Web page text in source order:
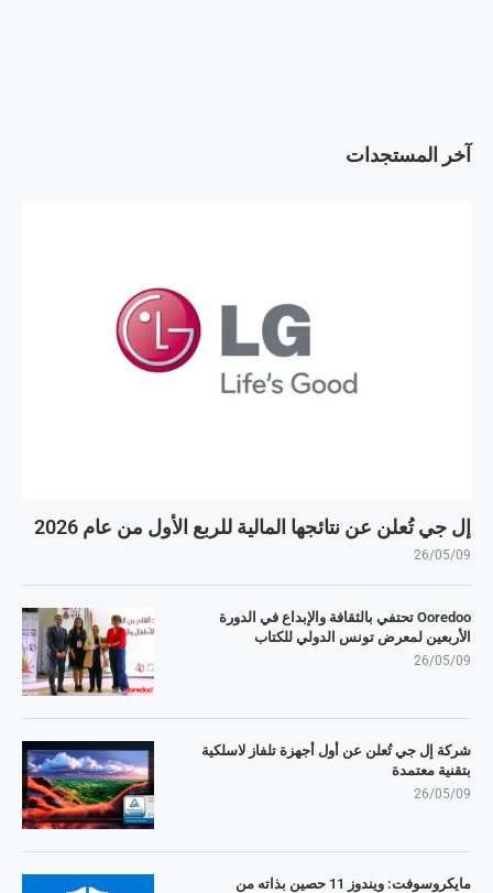
آخر المستجدات
إل جي تُعلن عن نتائجها المالية للربع الأول من عام 2026
26/05/09
Ooredoo تحتفي بالثقافة والإبداع في الدورة
الأربعين لمعرض تونس الدولي للكتاب
26/05/09
شركة إل جي تُعلن عن أول أجهزة تلفاز لاسلكية
بتقنية معتمدة
26/05/09
مايكروسوفت: ويندوز 11 حصين بذاته من